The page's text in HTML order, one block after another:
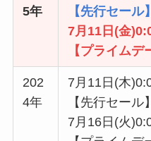
5年
【先行セール】
7月11日(金
【プライムデ
202
4年
7月11日(木
【先行セール】
7月16日(火